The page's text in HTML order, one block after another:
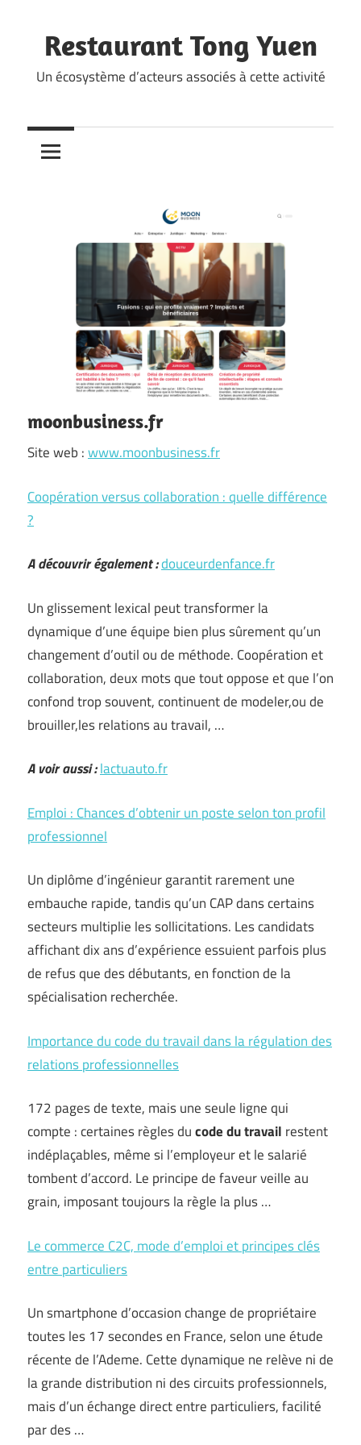
content
Restaurant Tong Yuen
Un écosystème d’acteurs associés à cette activité
moonbusiness.fr
Site web :www.moonbusiness.fr
Coopération versus collaboration : quelle différence
?
A découvrir également :douceurdenfance.fr
Un glissement lexical peut transformer la
dynamique d’une équipe bien plus sûrement qu’un
changement d’outil ou de méthode. Coopération et
collaboration, deux mots que tout oppose et que l’on
confond trop souvent, continuent de modeler,ou de
brouiller,les relations au travail, …
A voir aussi :lactuauto.fr
Emploi : Chances d’obtenir un poste selon ton profil
professionnel
Un diplôme d’ingénieur garantit rarement une
embauche rapide, tandis qu’un CAP dans certains
secteurs multiplie les sollicitations. Les candidats
affichant dix ans d’expérience essuient parfois plus
de refus que des débutants, en fonction de la
spécialisation recherchée.
Importance du code du travail dans la régulation des
relations professionnelles
172 pages de texte, mais une seule ligne qui
compte : certaines règles ducode du travail restent
indéplaçables, même si l’employeur et le salarié
tombent d’accord. Le principe de faveur veille au
grain, imposant toujours la règle la plus …
Le commerce C2C, mode d’emploi et principes clés
entre particuliers
Un smartphone d’occasion change de propriétaire
toutes les 17 secondes en France, selon une étude
récente de l’Ademe. Cette dynamique ne relève ni de
la grande distribution ni des circuits professionnels,
mais d’un échange direct entre particuliers, facilité
par des …